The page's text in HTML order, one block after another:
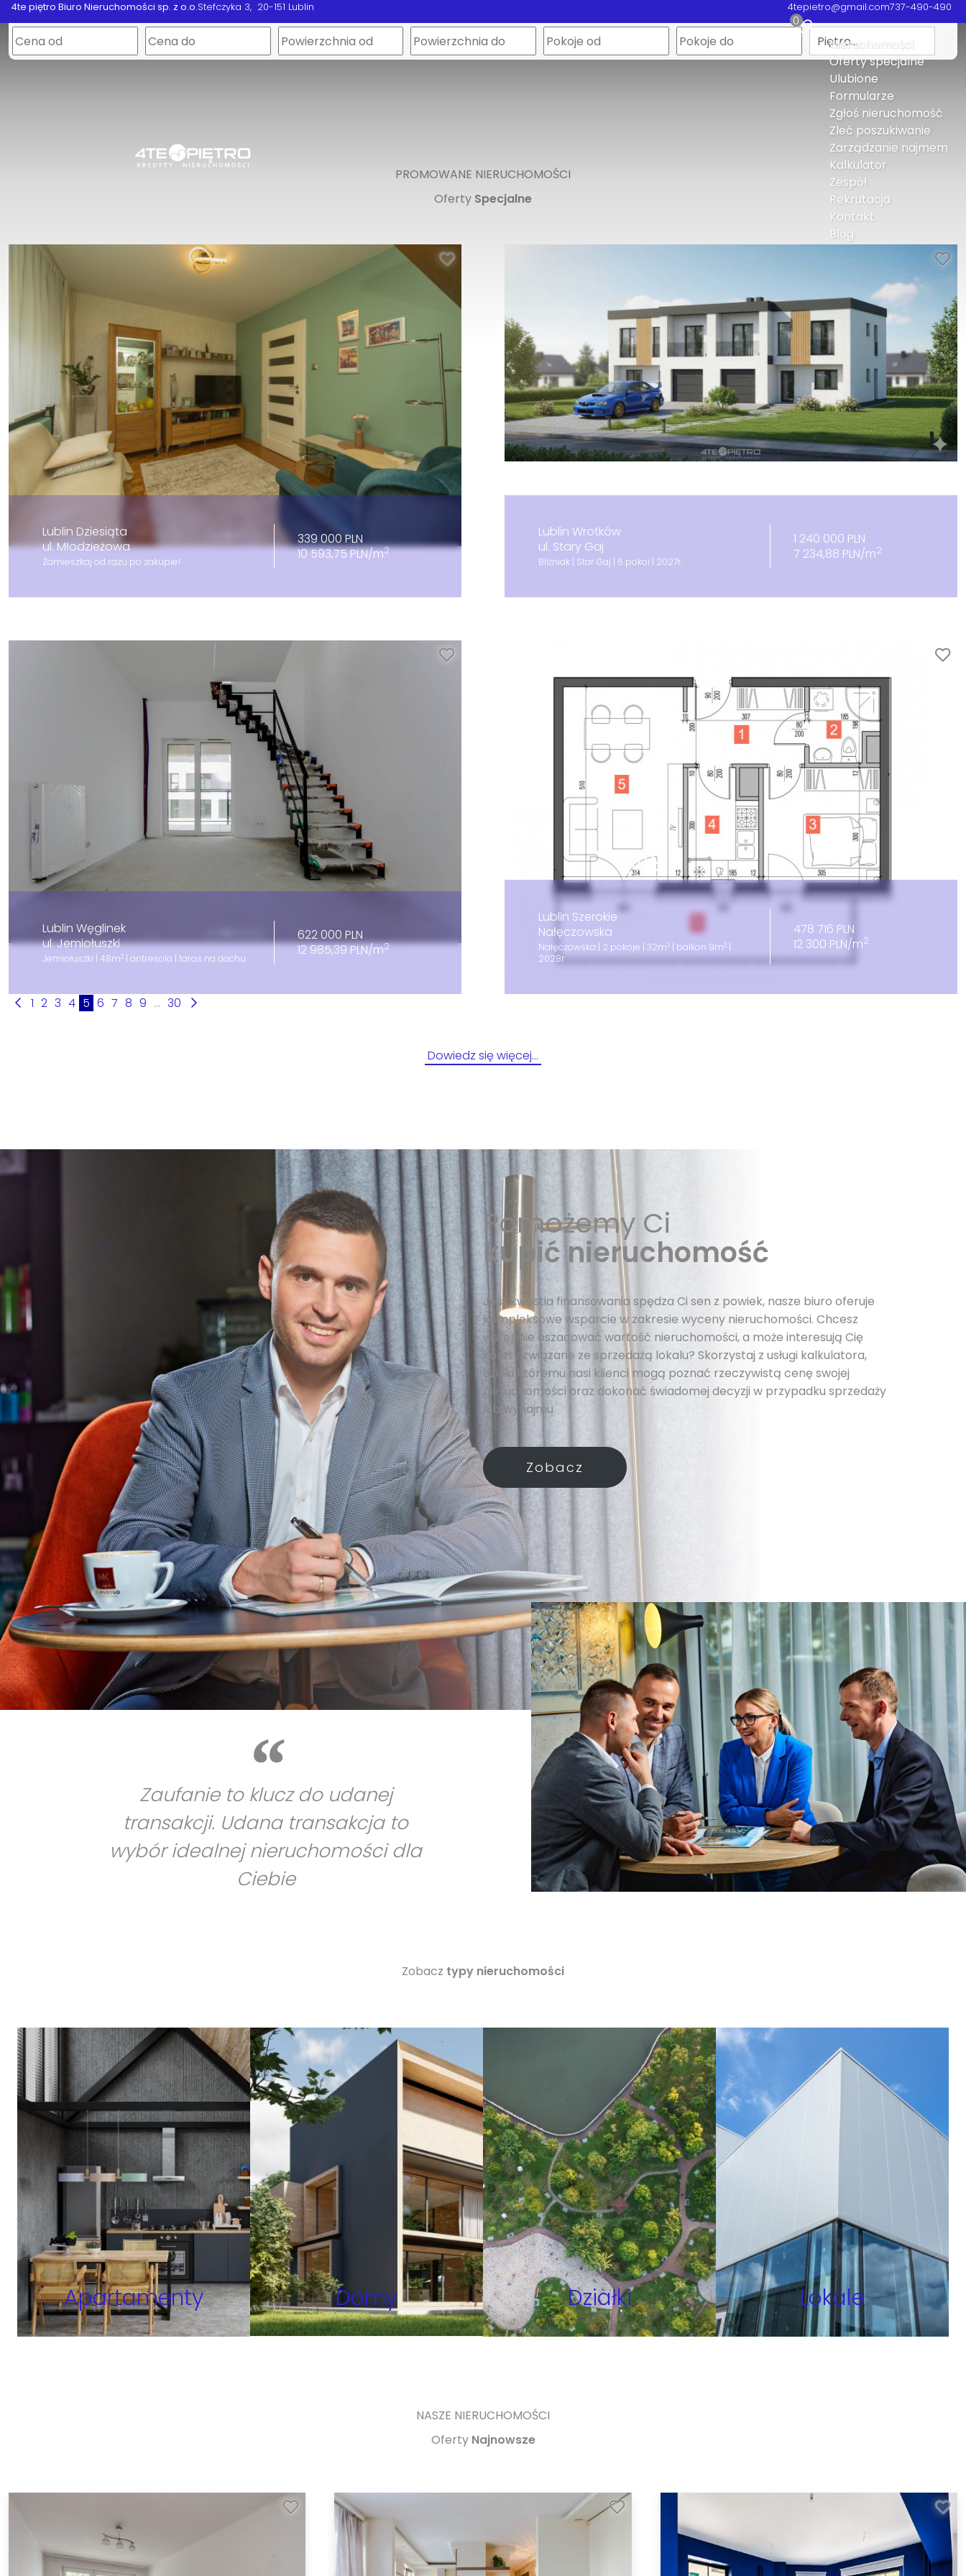
4te piętro Biuro Nieruchomości sp. z o.o.Stefczyka 3 20-151 Lublin 4tepietro@gmail.com737-490-490
0
Nieruchomości
Oferty specjalne
Ulubione
Formularze
Zgłoś nieruchomość
Zleć poszukiwanie
Zarządzanie najmem
Kalkulator
Zespół
Rekrutacja
Kontakt
Blog
Piętro…
PROMOWANE NIERUCHOMOŚCI
Oferty Specjalne
Lublin Dziesiąta
ul. Młodzieżowa
Zamieszkaj od razu po zakupie!
339 000 PLN
10 593,75 PLN/m2
Lublin Wrotków
ul. Stary Gaj
Bliżniak | Star Gaj | 6 pokoi | 2027r.
1 240 000 PLN
7 234,88 PLN/m2
Lublin Węglinek
ul. Jemiołuszki
Jemiołuszki | 48m2 | antresola | taras na dachu
622 000 PLN
12 985,39 PLN/m2
Lublin Szerokie
Nałęczowska
Nałęczowska | 2 pokoje | 32m2 | balkon 9m2 |
2028r
478 716 PLN
12 300 PLN/m2
1 2 3 4 5 6 7 8 9 ... 30
Dowiedz się więcej…
Pomożemy Ci
kupić nieruchomość
Jeśli kwestia finansowania spędza Ci sen z powiek, nasze biuro oferuje
kompleksowe wsparcie w zakresie wyceny nieruchomości. Chcesz
wstępnie oszacować wartość nieruchomości, a może interesują Cię
koszty związane ze sprzedażą lokalu? Skorzystaj z usługi kalkulatora,
dzięki któremu nasi klienci mogą poznać rzeczywistą cenę swojej
nieruchomości oraz dokonać świadomej decyzji w przypadku sprzedaży
lub wynajmu.
Zobacz
Zaufanie to klucz do udanej
transakcji. Udana transakcja to
wybór idealnej nieruchomości dla
Ciebie
Zobacz typy nieruchomości
Apartamenty Domy Działki Lokale
NASZE NIERUCHOMOŚCI
Oferty Najnowsze